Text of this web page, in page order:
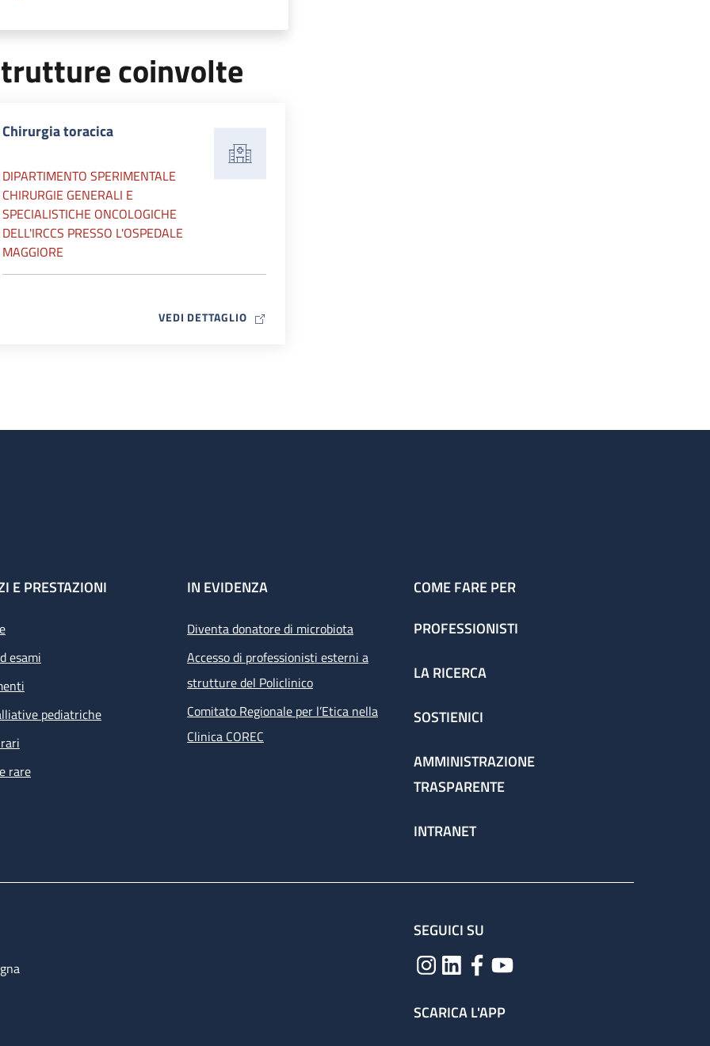
coinvolte
Chirurgia toracica
DIPARTIMENTO SPERIMENTALE
CHIRURGIE GENERALI E
SPECIALISTICHE ONCOLOGICHE
DELL'IRCCS PRESSO L'OSPEDALE
MAGGIORE
VEDI DETTAGLIOMAP ICON
E PRESTAZIONI
esami
pediatriche
rare
IN EVIDENZA
Diventa donatore di microbiota
Accesso di professionisti esterni a
strutture del Policlinico
Comitato Regionale per l’Etica nella
Clinica COREC
COME FARE PER
PROFESSIONISTI
LA RICERCA
SOSTIENICI
AMMINISTRAZIONE
TRASPARENTE
INTRANET
SEGUICI SU
SCARICA L'APP